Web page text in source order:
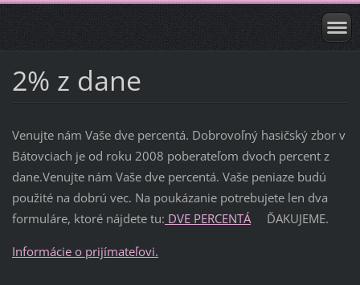
2% z dane
Venujte nám Vaše dve percentá. Dobrovoľný hasičský zbor v
Bátovciach je od roku 2008 poberateľom dvoch percent z
dane.Venujte nám Vaše dve percentá. Vaše peniaze budú
použité na dobrú vec. Na poukázanie potrebujete len dva
formuláre, ktoré nájdete tu: DVE PERCENTÁĎAKUJEME.
Informácie o prijímateľovi.